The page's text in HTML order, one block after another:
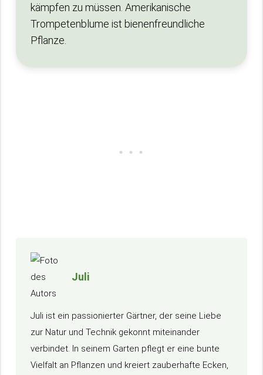
kämpfen zu müssen. Amerikanische
Trompetenblume ist bienenfreundliche
Pflanze.
Juli
Juli ist ein passionierter Gärtner, der seine Liebe
zur Natur und Technik gekonnt miteinander
verbindet. In seinem Garten pflegt er eine bunte
Vielfalt an Pflanzen und kreiert zauberhafte Ecken,